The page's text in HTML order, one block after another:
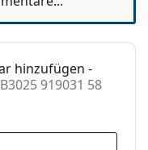
hinzufügen -
919031 58